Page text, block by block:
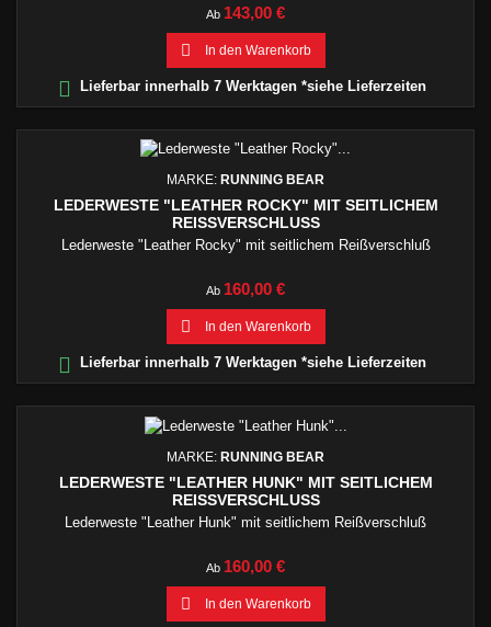
Ab Preis
143,00 €
 In den Warenkorb
 Lieferbar innerhalb 7 Werktagen *siehe Lieferzeiten
MARKE: RUNNING BEAR
LEDERWESTE "LEATHER ROCKY" MIT SEITLICHEM
REISSVERSCHLUSS
Lederweste "Leather Rocky" mit seitlichem Reißverschluß
Ab Preis
160,00 €
 In den Warenkorb
 Lieferbar innerhalb 7 Werktagen *siehe Lieferzeiten
MARKE: RUNNING BEAR
LEDERWESTE "LEATHER HUNK" MIT SEITLICHEM
REISSVERSCHLUSS
Lederweste "Leather Hunk" mit seitlichem Reißverschluß
Ab Preis
160,00 €
 In den Warenkorb